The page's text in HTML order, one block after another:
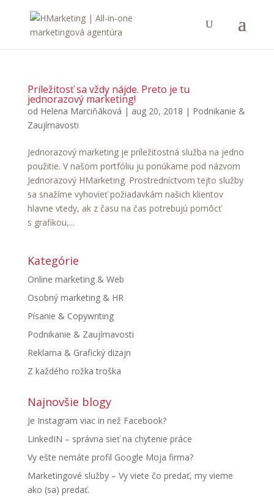
Príležitosť sa vždy nájde. Preto je tu
jednorazový marketing!
od Helena Marciňáková | aug 20, 2018 | Podnikanie &
Zaujímavosti
Jednorazový marketing je príležitostná služba na jedno
použitie. V našom portfóliu ju ponúkame pod názvom
Jednorazový HMarketing. Prostredníctvom tejto služby
sa snažíme vyhovieť požiadavkám našich klientov
hlavne vtedy, ak z času na čas potrebujú pomôcť
s grafikou,...
Kategórie
Online marketing & Web
Osobný marketing & HR
Písanie & Copywriting
Podnikanie & Zaujímavosti
Reklama & Grafický dizajn
Z každého rožka troška
Najnovšie blogy
Je Instagram viac in než Facebook?
LinkedIN – správna sieť na chytenie práce
Vy ešte nemáte profil Google Moja firma?
Marketingové služby – Vy viete čo predať, my vieme
ako (sa) predať.